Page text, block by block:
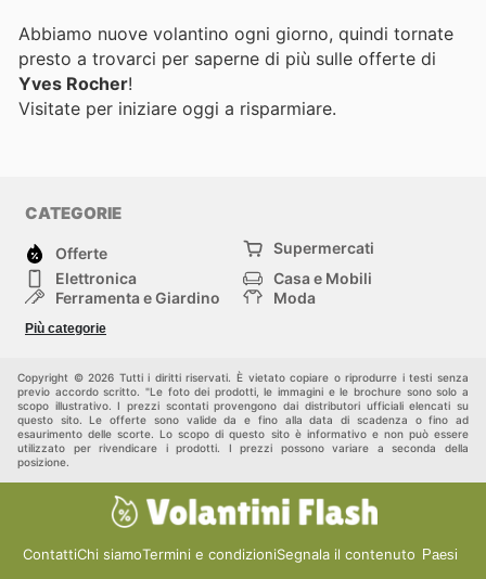
Abbiamo nuove volantino ogni giorno, quindi tornate
presto a trovarci per saperne di più sulle offerte di
Yves Rocher!
Visitate per iniziare oggi a risparmiare.
CATEGORIE
Offerte
Supermercati
Elettronica
Casa e Mobili
Ferramenta e Giardino
Moda
Bambini e Neonati
Più categorie
Copyright © 2026 Tutti i diritti riservati. È vietato copiare o riprodurre i testi senza
previo accordo scritto. "Le foto dei prodotti, le immagini e le brochure sono solo a
scopo illustrativo. I prezzi scontati provengono dai distributori ufficiali elencati su
questo sito. Le offerte sono valide da e fino alla data di scadenza o fino ad
esaurimento delle scorte. Lo scopo di questo sito è informativo e non può essere
utilizzato per rivendicare i prodotti. I prezzi possono variare a seconda della
posizione.
ContattiChi siamoTermini e condizioniSegnala il contenuto Paesi